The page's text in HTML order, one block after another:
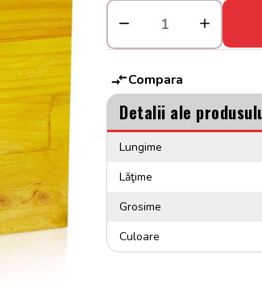
Compara
Detalii ale
Lungime
Lăţime
Grosime
Culoare